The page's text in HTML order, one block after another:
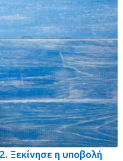
Ξεκίνησε η υποβολή